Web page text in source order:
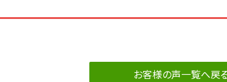
お客様の声一覧へ戻